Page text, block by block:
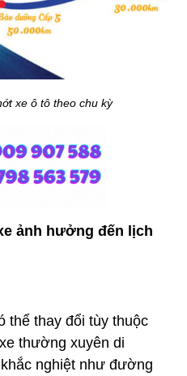
xe ô tô theo chu kỳ
ảnh hưởng đến lịch
thể thay đổi tùy thuộc
thường xuyên di
nghiệt như đường